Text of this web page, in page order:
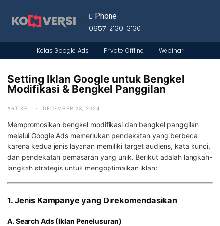
Phone
0857-2130-3130
Kelas Google Ads Private Offline Webinar
Setting Iklan Google untuk Bengkel
Modifikasi & Bengkel Panggilan
ARTIKEL · DECEMBER 23, 2024
Mempromosikan bengkel modifikasi dan bengkel panggilan
melalui Google Ads memerlukan pendekatan yang berbeda
karena kedua jenis layanan memiliki target audiens, kata kunci,
dan pendekatan pemasaran yang unik. Berikut adalah langkah-
langkah strategis untuk mengoptimalkan iklan:
1. Jenis Kampanye yang Direkomendasikan
A. Search Ads (Iklan Penelusuran)